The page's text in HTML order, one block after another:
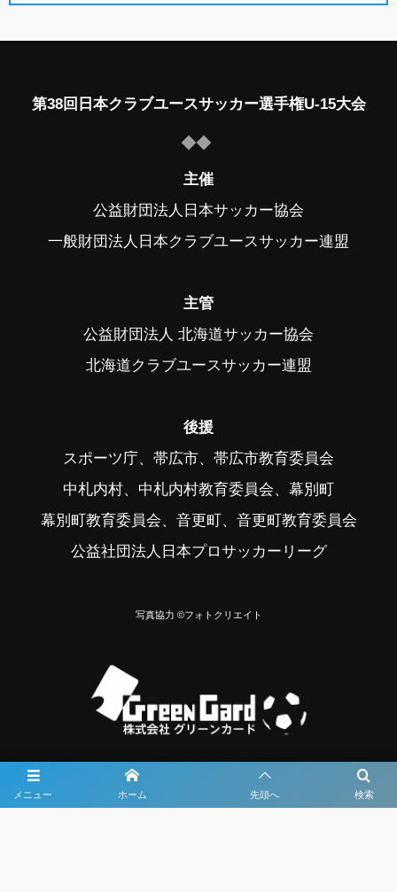
メニュー 検索
ホーム 先頭へ
第38回日本クラブユースサッカー選手権U-15大会
主催
公益財団法人日本サッカー協会
一般財団法人日本クラブユースサッカー連盟
主管
公益財団法人 北海道サッカー協会
北海道クラブユースサッカー連盟
後援
スポーツ庁、帯広市、帯広市教育委員会
中札内村、中札内村教育委員会、幕別町
幕別町教育委員会、音更町、音更町教育委員会
公益社団法人日本プロサッカーリーグ
写真協力 ©フォトクリエイト
大会メディア協力社として